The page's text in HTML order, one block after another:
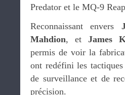
Predator et le MQ-9
Reconnaissant envers
Mahdion, et James
permis de voir la
ont redéfini les tactiques
de surveillance et de
précision.